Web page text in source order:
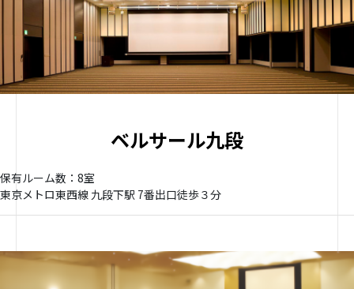
ベルサール九段
保有ルーム数：8室
東京メトロ東西線 九段下駅 7番出口徒歩３分